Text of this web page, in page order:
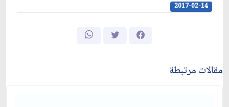
2017-02-14
مقالات مرتبطة